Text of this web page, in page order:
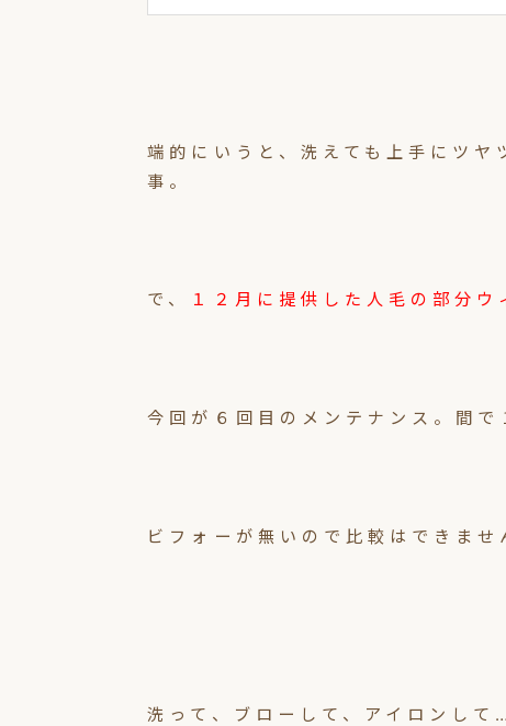
端的にいうと、洗えても上手にツ
事。
で、 １２月に提供した人毛の部分
今回が６回目のメンテナンス。間
ビフォーが無いので比較はできませ
洗って、ブローして、アイロンし